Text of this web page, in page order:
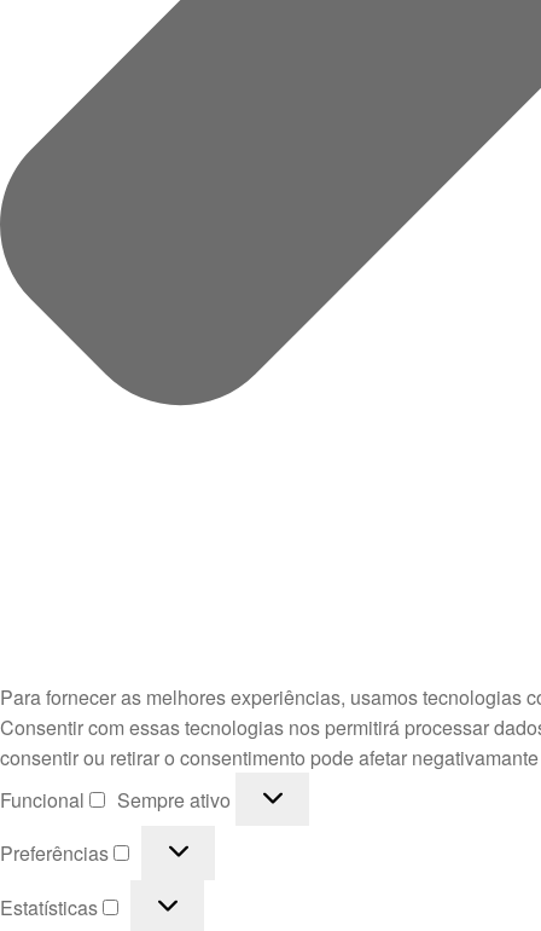
Para fornecer as melhores experiências, usamos tecnologias
Consentir com essas tecnologias nos permitirá processar
consentir ou retirar o consentimento pode afetar
Funcional
Funcional
Sempre ativo
Preferências
Preferências
Estatísticas Estatísticas